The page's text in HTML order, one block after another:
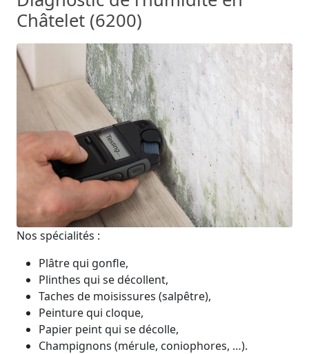
Châtelet (6200)
Nos spécialités :
Plâtre qui gonfle,
Plinthes qui se décollent,
Taches de moisissures (salpêtre),
Peinture qui cloque,
Papier peint qui se décolle,
Champignons (mérule, coniophores, …).